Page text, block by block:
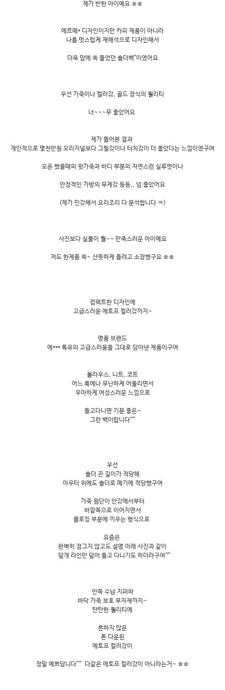
제가 반한 아이예요 ㅎㅎ
에르메* 디자인이지만 카피 제품이 아니라
나름 멋스럽게 재해석으로 디자인해서
더욱 맘에 쏙 들었던 숄더백"이였어요
우선 가죽이나 컬러감, 골드 장식의 퀄리티
너~~~무 좋았어요
제가 들어본 결과
개인적으로 몇천만원 오리지널보다 그릴감이나 터치감이 더 좋았다는 느낌이였구여
오픈 했을때의 윗가죽과 바디 부분의 자연스런 실루엣이나
안정적인 가방의 무게감 등등,, 넘 좋았어요
(제가 민감해서 요리조리 다 분석합니다 ㅋ)
사진보다 실물이 훨~~ 만족스러운 아이예요
저도 한제품 쏙~ 산뜻하게 들려고 소장했구요 ㅎㅎ
컴팩트한 디자인에
고급스러운 에토프 컬러감까지~
명품 브랜드
에*** 특유의 고급스러움을 그대로 담아낸 제품이구여
블라우스, 니트, 코트
어느 룩에나 무난하게 어울리면서
우아하게 여성스러운 느낌으로
들고다니면 기분 좋은~
그런 백이랍니다^^
우선
숄더 끈 길이가 적당해
아우터 위에도 숄더로 메기에 적당했구여
가죽 원단이 안감에서부터
바깥쪽으로 이어지면서
클로징 부분에 끼우는 형식으로
요즘은
완벽히 잠그지 않고도 설명 아래 사진과 같이
덮개 라인만 덮어 들고 다니기도 하더라구여^^
안쪽 수납 지퍼와
바닥 가죽 보호 부자재까지~
탄탄한 퀄리티에
흔하지 않은
톤 다운된
에토프 컬러감이
정말 예쁘답니다^^ 다같은 에토프 컬러감이 아니라는거~ ㅎㅎ